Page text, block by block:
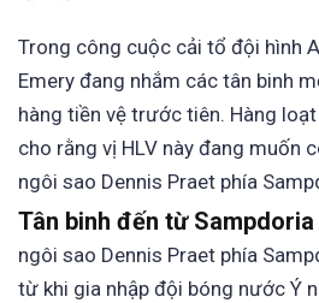
Trong công cuộc cải tổ đội hình
Emery đang nhắm các tân binh
hàng tiền vệ trước tiên. Hàng
cho rằng vị HLV này đang muốn
ngôi sao Dennis Praet phía
Tân binh đến từ Sampdoria
ngôi sao Dennis Praet phía
từ khi gia nhập đội bóng nước Ý